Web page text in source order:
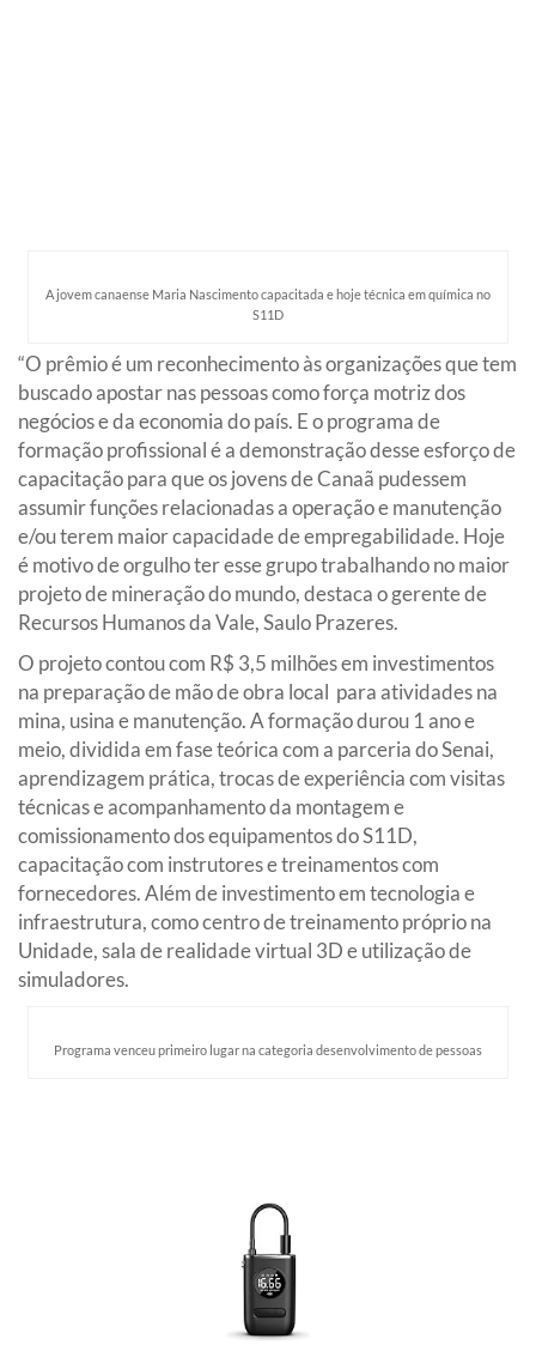
A jovem canaense Maria Nascimento capacitada e hoje técnica em química no
S11D
“O prêmio é um reconhecimento às organizações que tem
buscado apostar nas pessoas como força motriz dos
negócios e da economia do país. E o programa de
formação profissional é a demonstração desse esforço de
capacitação para que os jovens de Canaã pudessem
assumir funções relacionadas a operação e manutenção
e/ou terem maior capacidade de empregabilidade. Hoje
é motivo de orgulho ter esse grupo trabalhando no maior
projeto de mineração do mundo, destaca o gerente de
Recursos Humanos da Vale, Saulo Prazeres.
O projeto contou com R$ 3,5 milhões em investimentos
na preparação de mão de obra local para atividades na
mina, usina e manutenção. A formação durou 1 ano e
meio, dividida em fase teórica com a parceria do Senai,
aprendizagem prática, trocas de experiência com visitas
técnicas e acompanhamento da montagem e
comissionamento dos equipamentos do S11D,
capacitação com instrutores e treinamentos com
fornecedores. Além de investimento em tecnologia e
infraestrutura, como centro de treinamento próprio na
Unidade, sala de realidade virtual 3D e utilização de
simuladores.
Programa venceu primeiro lugar na categoria desenvolvimento de pessoas